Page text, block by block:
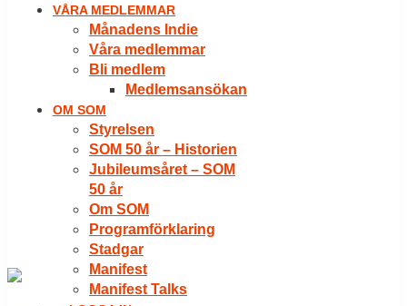
VÅRA MEDLEMMAR
Månadens Indie
Våra medlemmar
Bli medlem
Medlemsansökan
OM SOM
Styrelsen
SOM 50 år – Historien
Jubileumsåret – SOM
50 år
Om SOM
Programförklaring
Stadgar
Manifest
Manifest Talks